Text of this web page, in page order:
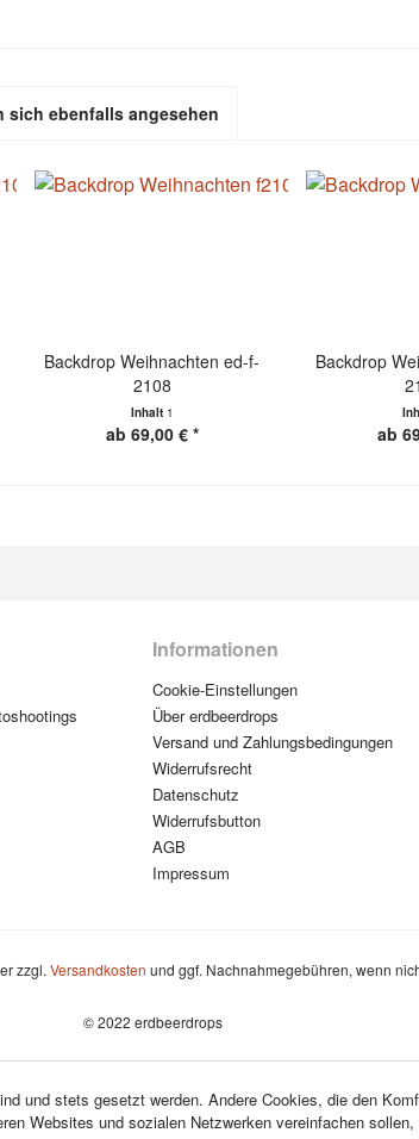
sich ebenfalls angesehen
Backdrop Weihnachten ed-f-
2108
Inhalt 1
ab 69,00 € *
Backdrop
ab
Informationen
Cookie-Einstellungen
Über erdbeerdrops
Versand und Zahlungsbedingungen
Widerrufsrecht
Datenschutz
Widerrufsbutton
AGB
Impressum
zzgl. Versandkosten und ggf. Nachnahmegebühren, wenn
© 2022 erdbeerdrops
und stets gesetzt werden. Andere Cookies, die den
Websites und sozialen Netzwerken vereinfachen sollen,